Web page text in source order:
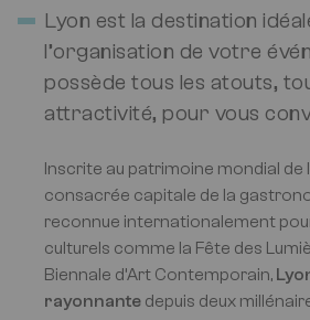
Lyon est la destination
l’organisation de votre
possède tous les atouts,
attractivité, pour vous
Inscrite au patrimoine mondial de
consacrée capitale de la
reconnue internationalement
culturels comme la Fête des
Biennale d’Art Contemporain,
rayonnante depuis deux